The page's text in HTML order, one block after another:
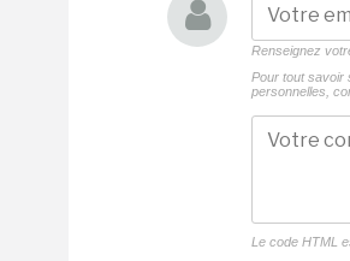
Renseignez
Pour tout savoir
personnelles,
Le code HTML